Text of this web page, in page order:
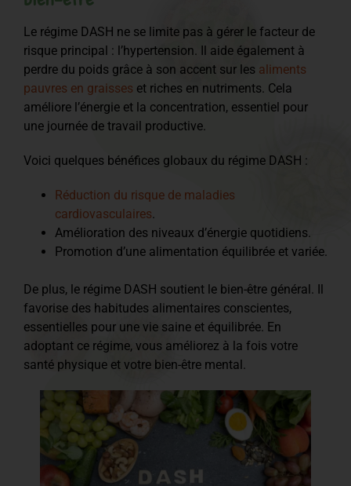
Le régime DASH ne se limite pas à gérer le facteur de
risque principal : l’hypertension. Il aide également à
perdre du poids grâce à son accent sur les aliments
pauvres en graisses et riches en nutriments. Cela
améliore l’énergie et la concentration, essentiel pour
une journée de travail productive.
Voici quelques bénéfices globaux du régime DASH :
Réduction du risque de maladies
cardiovasculaires.
Amélioration des niveaux d’énergie quotidiens.
Promotion d’une alimentation équilibrée et variée.
De plus, le régime DASH soutient le bien-être général. Il
favorise des habitudes alimentaires conscientes,
essentielles pour une vie saine et équilibrée. En
adoptant ce régime, vous améliorez à la fois votre
santé physique et votre bien-être mental.